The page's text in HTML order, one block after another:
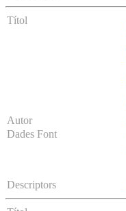
Títol
Autor
Dades Font
Descriptors